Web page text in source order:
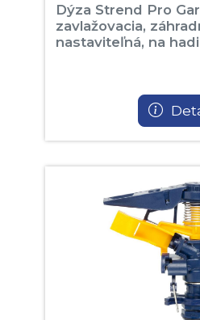
Dýza Strend Pro
zavlažovacia,
nastaviteľná, na